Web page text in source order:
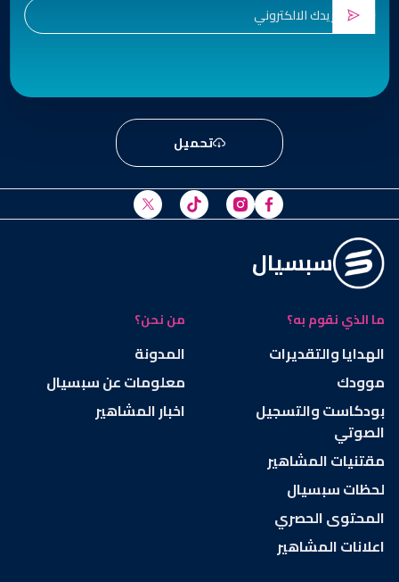
تحميل
سبسيال
ما الذي نقوم به؟
الهدايا والتقديرات
موودك
بودكاست والتسجيل
الصوتي
مقتنيات المشاهير
لحظات سبسيال
المحتوى الحصري
اعلانات المشاهير
من نحن؟
المدونة
معلومات عن سبسيال
اخبار المشاهير